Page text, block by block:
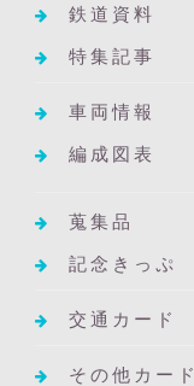
鉄道資料
特集記事
車両情報
編成図表
蒐集品
記念きっぷ
交通カード
その他カード